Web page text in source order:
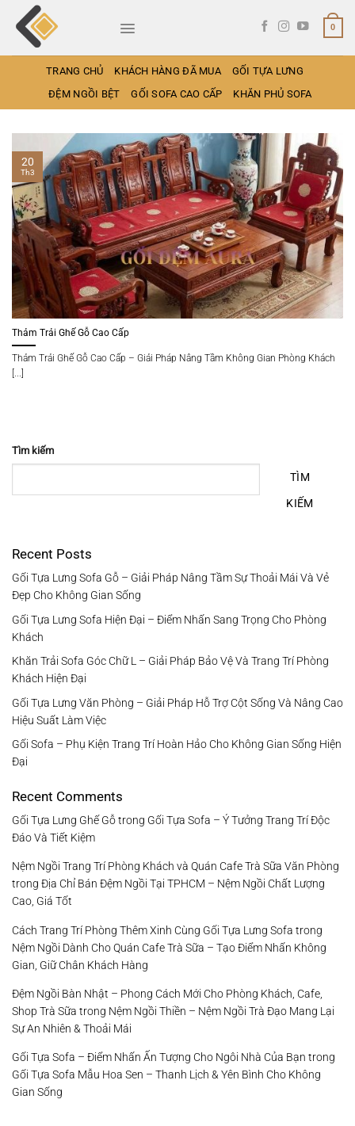
qua
0
TRANG CHỦ KHÁCH HÀNG ĐÃ MUA
GỐI TỰA LƯNG
ĐỆM NGỒI BỆT
GỐI SOFA CAO CẤP KHĂN PHỦ SOFA
Thảm Trải Ghế Gỗ Cao Cấp
Thảm Trải Ghế Gỗ Cao Cấp – Giải Pháp Nâng Tầm Không Gian Phòng Khách
[...]
20
Th3
Tìm kiếm
TÌM
KIẾM
Recent Posts
Gối Tựa Lưng Sofa Gỗ – Giải Pháp Nâng Tầm Sự Thoải Mái Và Vẻ
Đẹp Cho Không Gian Sống
Gối Tựa Lưng Sofa Hiện Đại – Điểm Nhấn Sang Trọng Cho Phòng
Khách
Khăn Trải Sofa Góc Chữ L – Giải Pháp Bảo Vệ Và Trang Trí Phòng
Khách Hiện Đại
Gối Tựa Lưng Văn Phòng – Giải Pháp Hỗ Trợ Cột Sống Và Nâng Cao
Hiệu Suất Làm Việc
Gối Sofa – Phụ Kiện Trang Trí Hoàn Hảo Cho Không Gian Sống Hiện
Đại
Recent Comments
Gối Tựa Lưng Ghế Gỗtrong Gối Tựa Sofa – Ý Tưởng Trang Trí Độc
Đáo Và Tiết Kiệm
Nệm Ngồi Trang Trí Phòng Khách và Quán Cafe Trà Sữa Văn Phòng
trong Địa Chỉ Bán Đệm Ngồi Tại TPHCM – Nệm Ngồi Chất Lượng
Cao, Giá Tốt
Cách Trang Trí Phòng Thêm Xinh Cùng Gối Tựa Lưng Sofa trong
Nệm Ngồi Dành Cho Quán Cafe Trà Sữa – Tạo Điểm Nhấn Không
Gian, Giữ Chân Khách Hàng
Đệm Ngồi Bàn Nhật – Phong Cách Mới Cho Phòng Khách, Cafe,
Shop Trà Sữa trong Nệm Ngồi Thiền – Nệm Ngồi Trà Đạo Mang Lại
Sự An Nhiên & Thoải Mái
Gối Tựa Sofa – Điểm Nhấn Ấn Tượng Cho Ngôi Nhà Của Bạn trong
Gối Tựa Sofa Mẫu Hoa Sen – Thanh Lịch & Yên Bình Cho Không
Gian Sống